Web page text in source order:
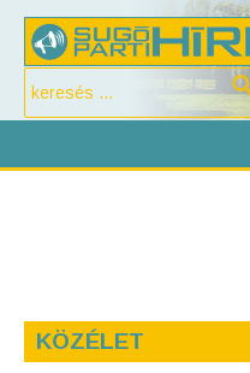
KÖZÉLET